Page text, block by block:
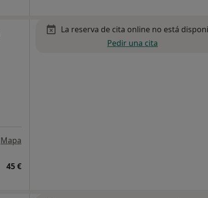
Mapa
45 €
La reserva de cita online no está
Pedir una cita